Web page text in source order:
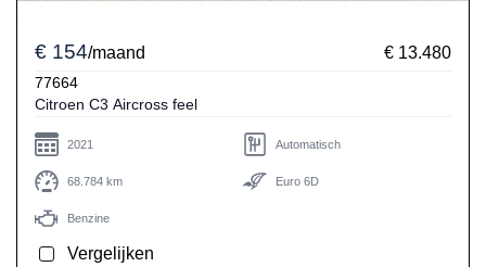
€ 154/maand € 13.480
77664
Citroen C3 Aircross feel
2021 Automatisch
68.784 km Euro 6D
Benzine
Vergelijken